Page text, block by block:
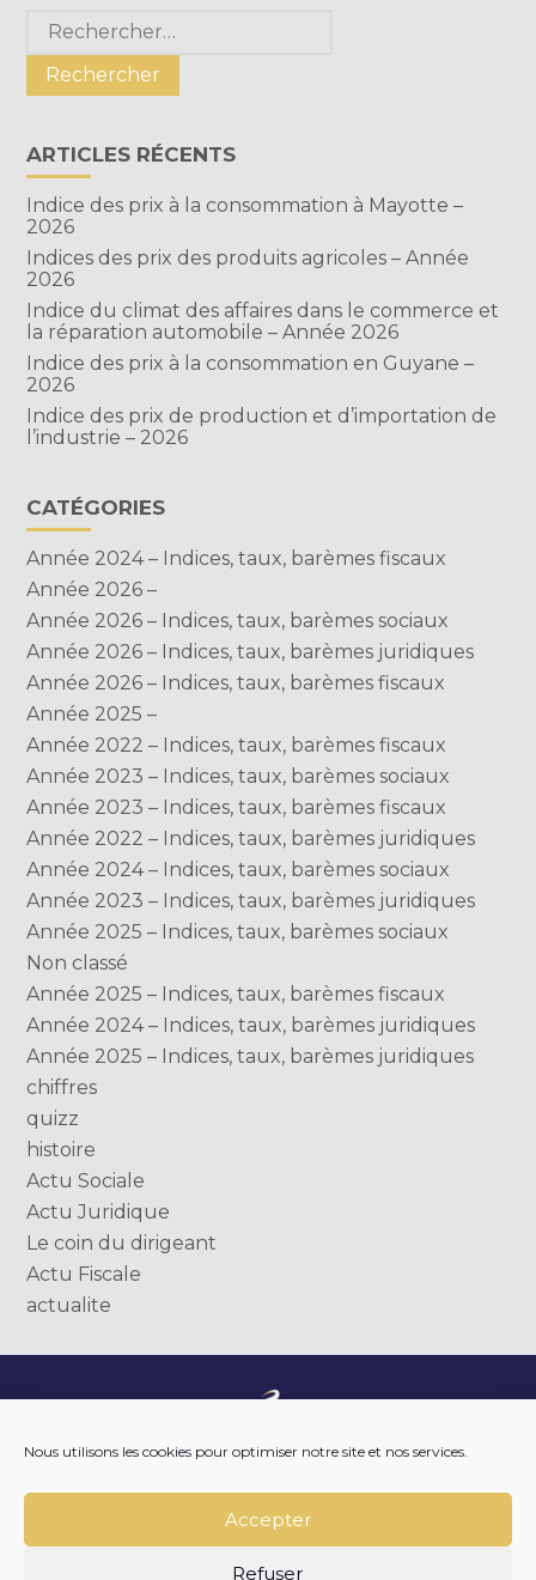
Nous utilisons les cookies pour optimiser notre site et nos services.
Accepter
Refuser
Blog
sidebar
Rechercher :
ARTICLES RÉCENTS
Indice des prix à la consommation à Mayotte –
2026
Indices des prix des produits agricoles – Année
2026
Indice du climat des affaires dans le commerce et
la réparation automobile – Année 2026
Indice des prix à la consommation en Guyane –
2026
Indice des prix de production et d’importation de
l’industrie – 2026
CATÉGORIES
Année 2024 – Indices, taux, barèmes fiscaux
Année 2026 –
Année 2026 – Indices, taux, barèmes sociaux
Année 2026 – Indices, taux, barèmes juridiques
Année 2026 – Indices, taux, barèmes fiscaux
Année 2025 –
Année 2022 – Indices, taux, barèmes fiscaux
Année 2023 – Indices, taux, barèmes sociaux
Année 2023 – Indices, taux, barèmes fiscaux
Année 2022 – Indices, taux, barèmes juridiques
Année 2024 – Indices, taux, barèmes sociaux
Année 2023 – Indices, taux, barèmes juridiques
Année 2025 – Indices, taux, barèmes sociaux
Non classé
Année 2025 – Indices, taux, barèmes fiscaux
Année 2024 – Indices, taux, barèmes juridiques
Année 2025 – Indices, taux, barèmes juridiques
chiffres
quizz
histoire
Actu Sociale
Actu Juridique
Le coin du dirigeant
Actu Fiscale
actualite
Principale
NOS OUTILS DIGITAUX
NOTRE ACTUALITÉ
NOUS REJOINDRE
NOUS CONTACTER